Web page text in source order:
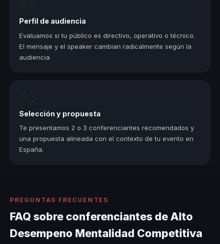
Perfil de audiencia
Evaluamos si tu público es directivo, operativo o técnico.
El mensaje y el speaker cambian radicalmente según la
audiencia.
Selección y propuesta
Te presentamos 2 o 3 conferenciantes recomendados y
una propuesta alineada con el contexto de tu evento en
España.
PREGUNTAS FRECUENTES
FAQ sobre conferenciantes de Alto
Desempeno Mentalidad Competitiva